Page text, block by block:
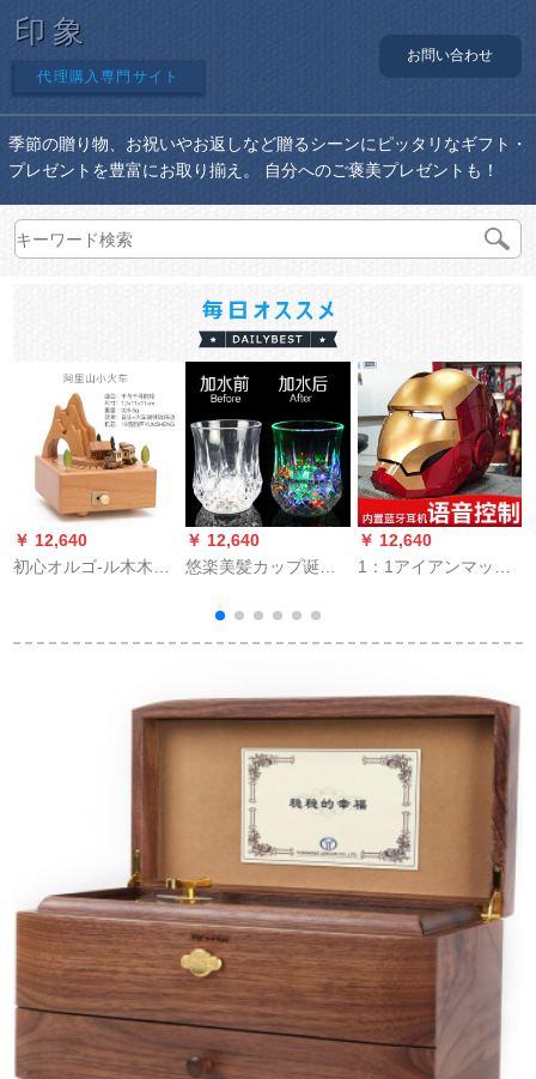
印象
代理購入専門サイト
お問い合わせ
季節の贈り物、お祝いやお返しなど贈るシーンにピッタリなギフト・
プレゼントを豊富にお取り揃え。 自分へのご褒美プレゼントも！
￥ 12,640
初心オルゴ-ル木木馬
ション女性阿里山小
￥ 12,640
悠楽美髪カップ诞生
の実用品プレゼとし
て、女子学生の彼氏
供にプロシュートし
ます。新年プレゼは
520バレンテでした。
プレゼはクレエテで
￥ 12,640
1：1アイアンマッチ
道具モデルMK 7アイ
を使っています。